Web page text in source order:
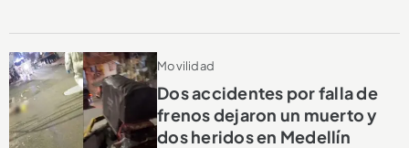
Movilidad
Dos accidentes por falla de
frenos dejaron un muerto y
dos heridos en Medellín